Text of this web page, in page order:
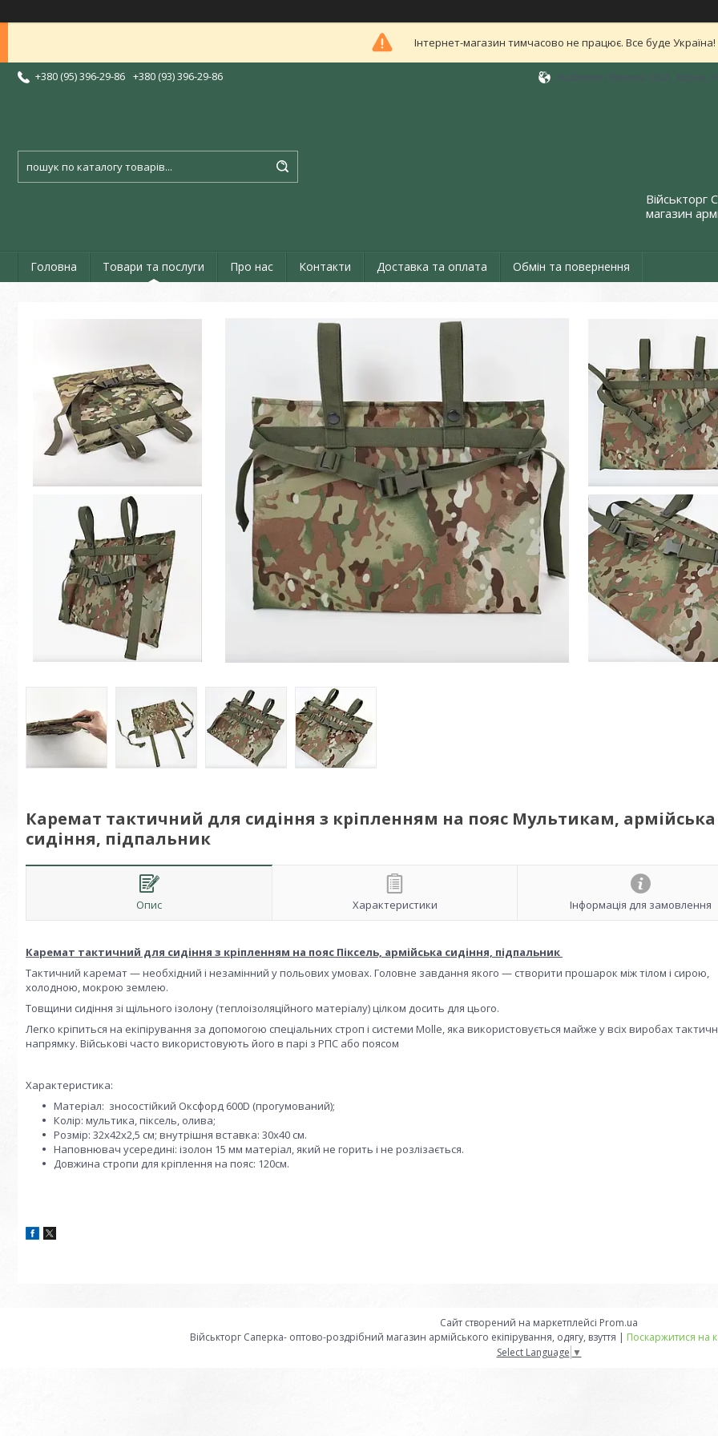
Інтернет-магазин тимчасово не працює. Все буде Україна!
+380 (95) 396-29-86 +380 (93) 396-29-86
Військторг
магазин
Головна Товари та послуги Про нас Контакти Доставка та оплата Обмін та повернення
Каремат тактичний для сидіння з кріпленням на пояс Мультикам, армійська
сидіння, підпальник
Опис Характеристики Інформація для замовлення
Каремат тактичний для сидіння з кріпленням на пояс Піксель, армійська сидіння, підпальник
Тактичний каремат — необхідний і незамінний у польових умовах. Головне завдання якого — створити прошарок між тілом і сирою,
холодною, мокрою землею.
Товщини сидіння зі щільного ізолону (теплоізоляційного матеріалу) цілком досить для цього.
Легко кріпиться на екіпірування за допомогою спеціальних строп і системи Molle, яка використовується майже у всіх виробах
напрямку. Військові часто використовують його в парі з РПС або поясом
Характеристика:
Матеріал: зносостійкий Оксфорд 600D (прогумований);
Колір: мультика, піксель, олива;
Розмір: 32x42x2,5 см; внутрішня вставка: 30х40 см.
Наповнювач усередині: ізолон 15 мм матеріал, який не горить і не розлізається.
Довжина стропи для кріплення на пояс: 120см.
Сайт створений на маркетплейсі Prom.ua
Військторг Саперка- оптово-роздрібний магазин армійського екіпірування, одягу, взуття | Поскаржитися на
Select Language ▼